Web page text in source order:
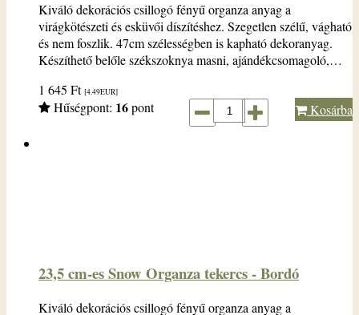
Kiváló dekorációs csillogó fényű organza anyag a
virágkötészeti és esküvői díszítéshez. Szegetlen szélű, vágható
és nem foszlik. 47cm szélességben is kapható dekoranyag.
Készíthető belőle székszoknya masni, ajándékcsomagoló,…
1 645 Ft [4.49EUR]
Hűségpont: 16pont Kosárba
23,5 cm-es Snow Organza tekercs - Bordó
Kiváló dekorációs csillogó fényű organza anyag a